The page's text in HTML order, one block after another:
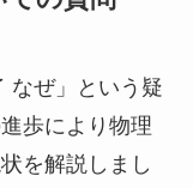
る？効果はある
ホームセンター
る？ホームセン
なぜ」という疑
歩により物理
を解説しまし